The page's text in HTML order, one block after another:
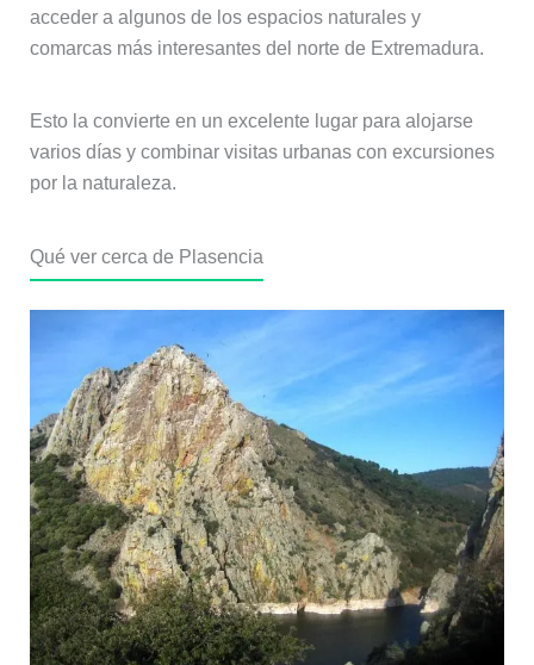
acceder a algunos de los espacios naturales y
comarcas más interesantes del norte de Extremadura.
Esto la convierte en un excelente lugar para alojarse
varios días y combinar visitas urbanas con excursiones
por la naturaleza.
Qué ver cerca de Plasencia